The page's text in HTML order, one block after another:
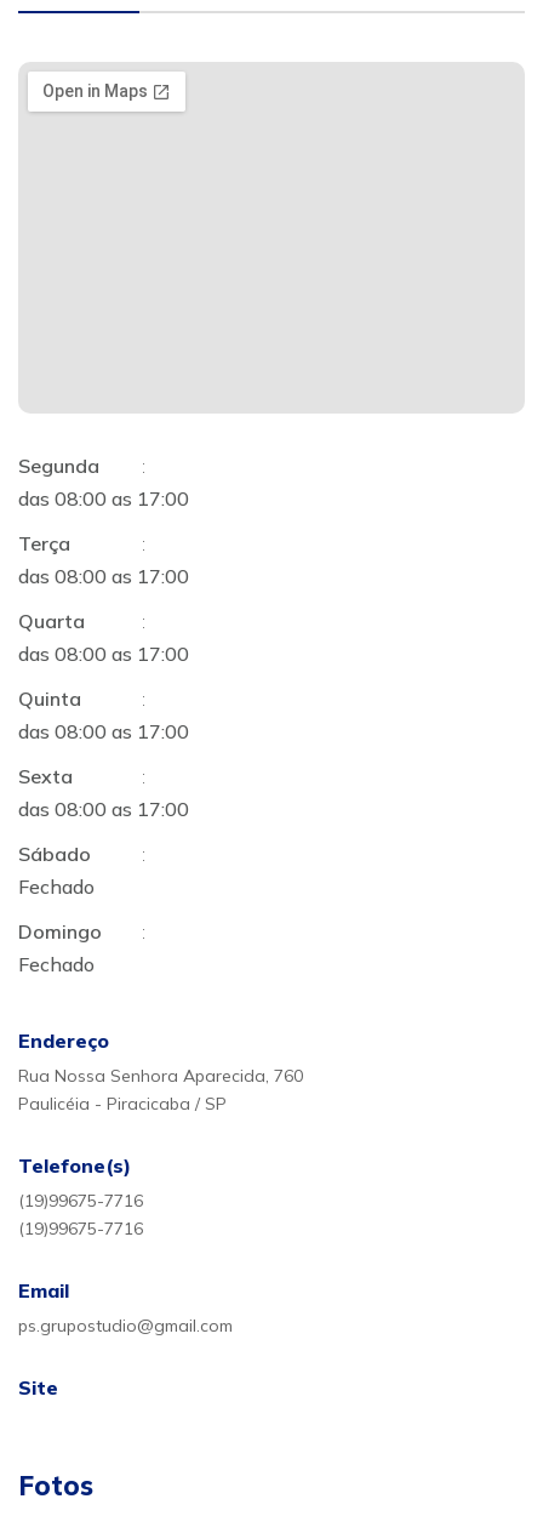
Segunda
:
das 08:00 as 17:00
Terça
:
das 08:00 as 17:00
Quarta
:
das 08:00 as 17:00
Quinta
:
das 08:00 as 17:00
Sexta
:
das 08:00 as 17:00
Sábado
:
Fechado
Domingo
:
Fechado
Endereço
Rua Nossa Senhora Aparecida, 760
Paulicéia - Piracicaba / SP
Telefone(s)
(19)99675-7716
(19)99675-7716
Email
ps.grupostudio@gmail.com
Site
Fotos